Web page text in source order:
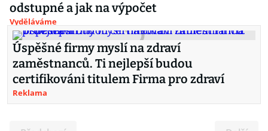
odstupné a jak na výpočet
Vyděláváme
Úspěšné firmy myslí na zdraví
zaměstnanců. Ti nejlepší budou
certifikováni titulem Firma pro zdraví
Reklama